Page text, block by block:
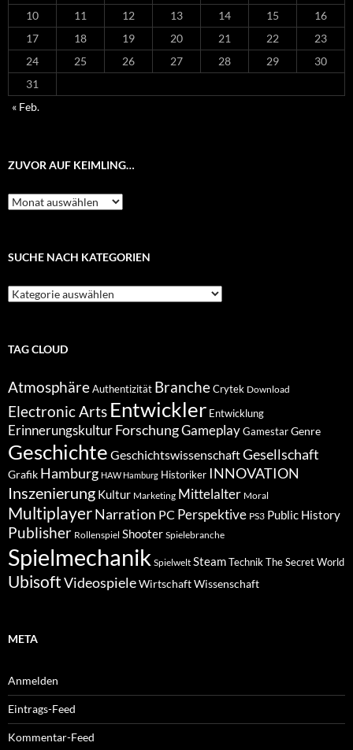
10
11 12 13 14 15
16
17
18 19 20 21 22
23
24
25 26 27 28 29
30
31
« Feb.
ZUVOR AUF KEIMLING…
Zuvor
auf
SUCHE NACH KATEGORIEN
Suche
nach
TAG CLOUD
Atmosphäre Authentizität Branche Crytek Download
Electronic Arts Entwickler Entwicklung
Erinnerungskultur ForschungGameplay Gamestar Genre
Geschichte GeschichtswissenschaftGesellschaft
Grafik Hamburg HAW Hamburg Historiker INNOVATION
Inszenierung Kultur Marketing Mittelalter Moral
MultiplayerNarration PC Perspektive PS3 Public History
Publisher Rollenspiel Shooter Spielebranche
Spielmechanik Spielwelt Steam Technik The Secret World
UbisoftVideospieleWirtschaftWissenschaft
META
Anmelden
Eintrags-Feed
Kommentar-Feed